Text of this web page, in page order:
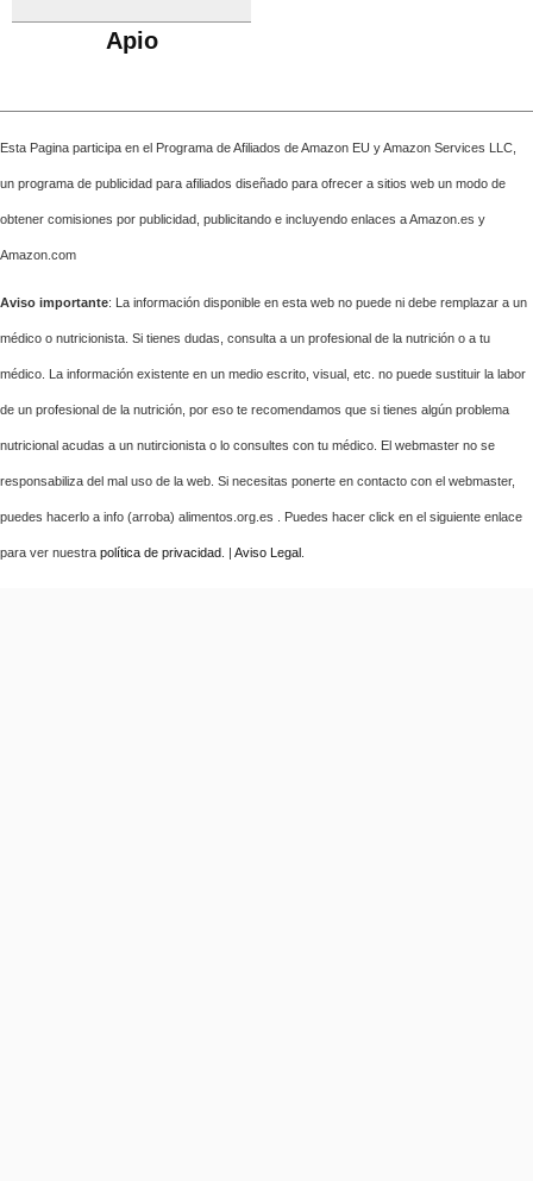
Apio
Esta Pagina participa en el Programa de Afiliados de Amazon EU y Amazon Services LLC,
un programa de publicidad para afiliados diseñado para ofrecer a sitios web un modo de
obtener comisiones por publicidad, publicitando e incluyendo enlaces a Amazon.es y
Amazon.com
Aviso importante: La información disponible en esta web no puede ni debe remplazar a un
médico o nutricionista. Si tienes dudas, consulta a un profesional de la nutrición o a tu
médico. La información existente en un medio escrito, visual, etc. no puede sustituir la labor
de un profesional de la nutrición, por eso te recomendamos que si tienes algún problema
nutricional acudas a un nutircionista o lo consultes con tu médico. El webmaster no se
responsabiliza del mal uso de la web. Si necesitas ponerte en contacto con el webmaster,
puedes hacerlo a info (arroba) alimentos.org.es . Puedes hacer click en el siguiente enlace
para ver nuestra política de privacidad . | Aviso Legal